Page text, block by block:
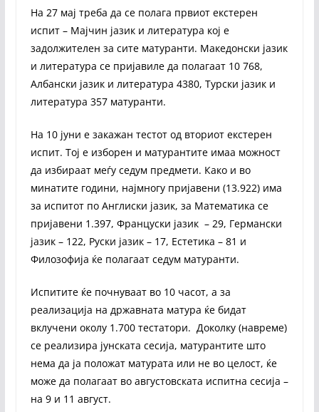
На 27 мај треба да се полага првиот екстерен
испит – Мајчин јазик и литература кој е
задолжителен за сите матуранти. Македонски јазик
и литература се пријавиле да полагаат 10 768,
Албански јазик и литература 4380, Турски јазик и
литература 357 матуранти.
На 10 јуни е закажан тестот од вториот екстерен
испит. Тој е изборен и матурантите имаа можност
да избираат меѓу седум предмети. Како и во
минатите години, најмногу пријавени (13.922) има
за испитот по Англиски јазик, за Математика се
пријавени 1.397, Француски јазик – 29, Германски
јазик – 122, Руски јазик – 17, Естетика – 81 и
Филозофија ќе полагаат седум матуранти.
Испитите ќе почнуваат во 10 часот, а за
реализација на државната матура ќе бидат
вклучени околу 1.700 тестатори. Доколку (навреме)
се реализира јунската сесија, матурантите што
нема да ја положат матурата или не во целост, ќе
може да полагаат во августовската испитна сесија –
на 9 и 11 август.